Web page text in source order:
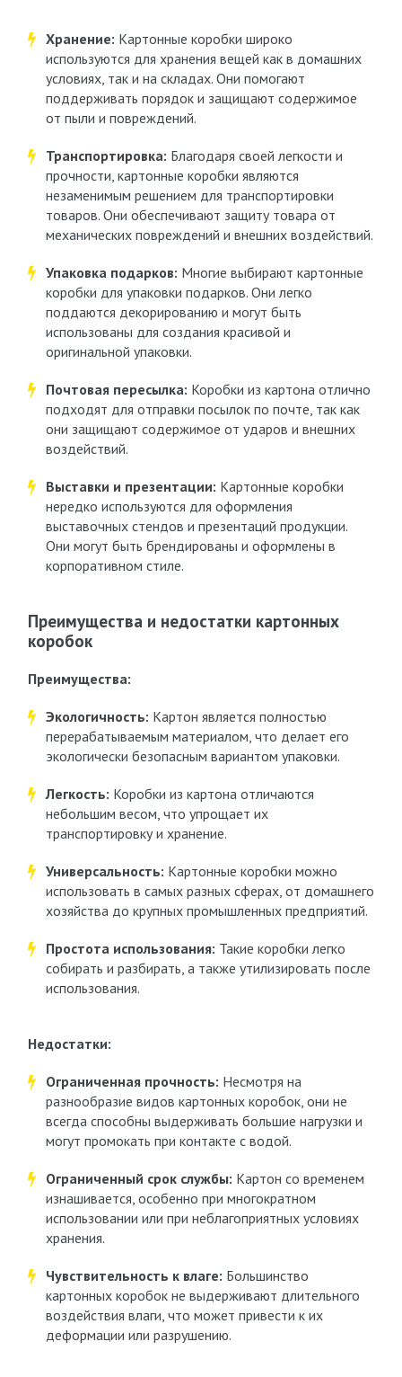
Хранение: Картонные коробки широко
используются для хранения вещей как в домашних
условиях, так и на складах. Они помогают
поддерживать порядок и защищают содержимое
от пыли и повреждений.
Транспортировка: Благодаря своей легкости и
прочности, картонные коробки являются
незаменимым решением для транспортировки
товаров. Они обеспечивают защиту товара от
механических повреждений и внешних воздействий.
Упаковка подарков: Многие выбирают картонные
коробки для упаковки подарков. Они легко
поддаются декорированию и могут быть
использованы для создания красивой и
оригинальной упаковки.
Почтовая пересылка: Коробки из картона отлично
подходят для отправки посылок по почте, так как
они защищают содержимое от ударов и внешних
воздействий.
Выставки и презентации: Картонные коробки
нередко используются для оформления
выставочных стендов и презентаций продукции.
Они могут быть брендированы и оформлены в
корпоративном стиле.
Преимущества и недостатки картонных
коробок
Преимущества:
Экологичность: Картон является полностью
перерабатываемым материалом, что делает его
экологически безопасным вариантом упаковки.
Легкость: Коробки из картона отличаются
небольшим весом, что упрощает их
транспортировку и хранение.
Универсальность: Картонные коробки можно
использовать в самых разных сферах, от домашнего
хозяйства до крупных промышленных предприятий.
Простота использования: Такие коробки легко
собирать и разбирать, а также утилизировать после
использования.
Недостатки:
Ограниченная прочность: Несмотря на
разнообразие видов картонных коробок, они не
всегда способны выдерживать большие нагрузки и
могут промокать при контакте с водой.
Ограниченный срок службы: Картон со временем
изнашивается, особенно при многократном
использовании или при неблагоприятных условиях
хранения.
Чувствительность к влаге: Большинство
картонных коробок не выдерживают длительного
воздействия влаги, что может привести к их
деформации или разрушению.